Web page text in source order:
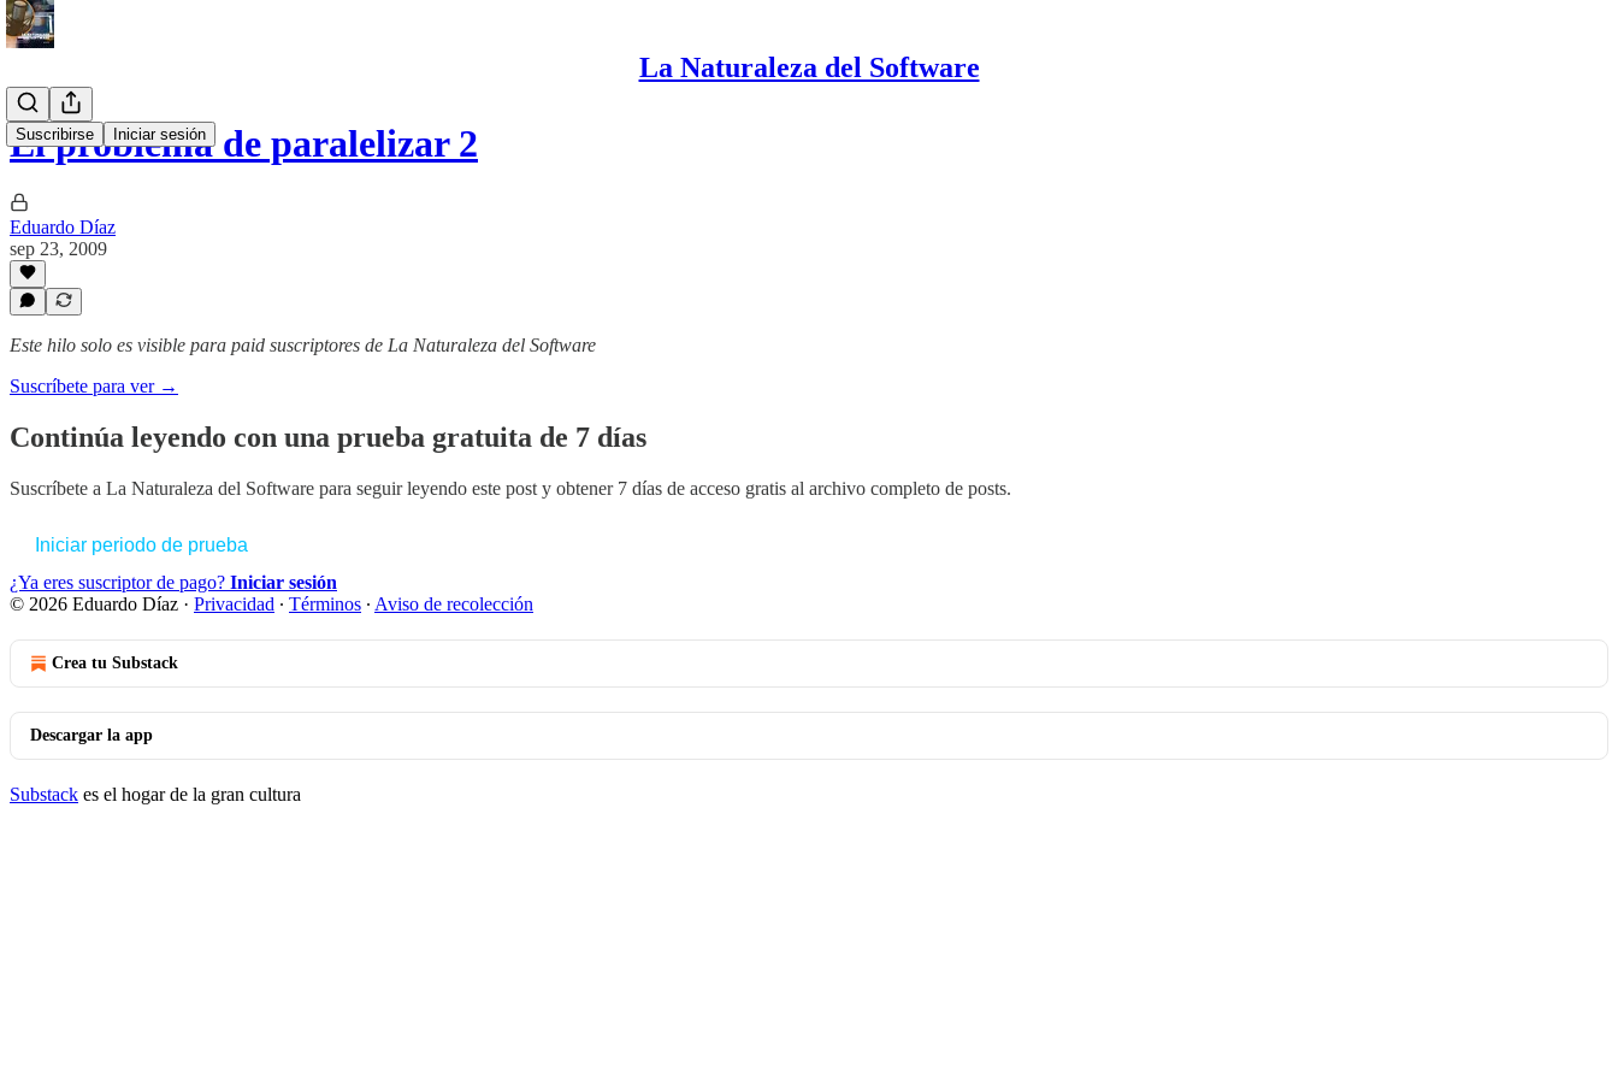
La Naturaleza del Software
Suscribirse Iniciar sesión
El problema de paralelizar 2
Eduardo Díaz
sep 23, 2009
Este hilo solo es visible para paid suscriptores de La Naturaleza del Software
Suscríbete para ver →
Continúa leyendo con una prueba gratuita de 7 días
Suscríbete a La Naturaleza del Software para seguir leyendo este post y obtener 7 días de acceso gratis al archivo completo de posts.
Iniciar periodo de prueba
¿Ya eres suscriptor de pago? Iniciar sesión
© 2026 Eduardo Díaz · Privacidad ∙ Términos ∙ Aviso de recolección
Crea tu Substack
Descargar la app
Substack es el hogar de la gran cultura